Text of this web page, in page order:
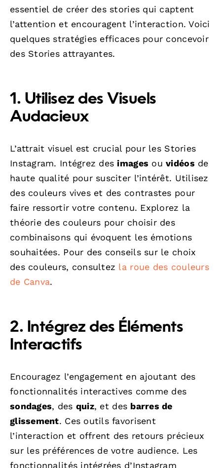
essentiel de créer des stories qui captent
l’attention et encouragent l’interaction. Voici
quelques stratégies efficaces pour concevoir
des Stories attrayantes.
1. Utilisez des Visuels
Audacieux
L’attrait visuel est crucial pour les Stories
Instagram. Intégrez desimages ouvidéos de
haute qualité pour susciter l’intérêt. Utilisez
des couleurs vives et des contrastes pour
faire ressortir votre contenu. Explorez la
théorie des couleurs pour choisir des
combinaisons qui évoquent les émotions
souhaitées. Pour des conseils sur le choix
des couleurs, consultez la roue des couleurs
de Canva.
2. Intégrez des Éléments
Interactifs
Encouragez l’engagement en ajoutant des
fonctionnalités interactives comme des
sondages, des quiz, et des barres de
glissement. Ces outils favorisent
l’interaction et offrent des retours précieux
sur les préférences de votre audience. Les
fonctionnalités intégrées d’Instagram